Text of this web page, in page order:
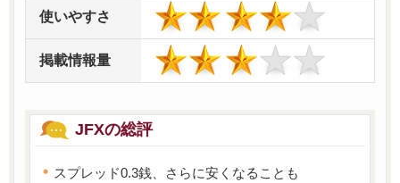
使いやすさ
掲載情報量
JFXの総評
スプレッド0.3銭、さらに安くなることも